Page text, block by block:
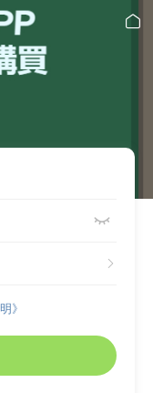



》